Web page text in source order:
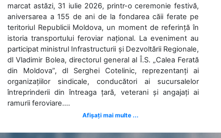
marcat astăzi, 31 iulie 2026, printr-o ceremonie festivă,
aniversarea a 155 de ani de la fondarea căii ferate pe
teritoriul Republicii Moldova, un moment de referință în
istoria transportului feroviar național. La eveniment au
participat ministrul Infrastructurii și Dezvoltării Regionale,
dl Vladimir Bolea, directorul general al Î.S. „Calea Ferată
din Moldova”, dl Serghei Cotelinic, reprezentanți ai
organizațiilor sindicale, conducători ai sucursalelor
întreprinderii din întreaga țară, veterani și angajați ai
ramurii feroviare....
Afișați mai multe ...